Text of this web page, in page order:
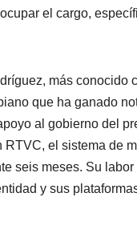
el cargo,
más conocido
que ha ganado
al gobierno del
RTVC, el sistema de
seis meses. Su
y sus